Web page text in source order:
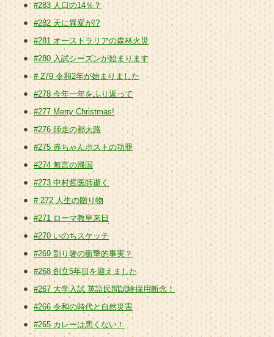
#283 人口の14％？
#282 天に異変が!?
#281 オーストラリアの森林火災
#280 入試シーズンが始まります
# 279 令和2年が始まりました
#278 今年一年をふり返って
#277 Merry Christmas!
#276 師走の都大路
#275 赤ちゃんポストの功罪
#274 無言の帰国
#273 中村哲医師逝く
# 272 人生の贈り物
#271 ローマ教皇来日
#270 いのちスケッチ
#269 割り箸の衝撃的事実？
#268 創立5年目を迎えました
#267 大学入試 英語民間試験採用断念！
#266 令和の時代と自然災害
#265 カレーは悪くない！